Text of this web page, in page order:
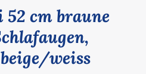
52 cm braune
weiss